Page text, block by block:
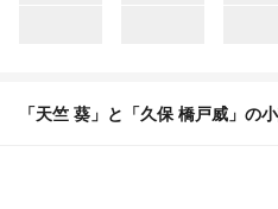
「天竺 葵」と「久保 橋戸威」の